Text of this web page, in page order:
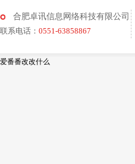
合肥卓讯信息网络科技有限公司
联系电话： 0551-63858867
爱番番改改什么